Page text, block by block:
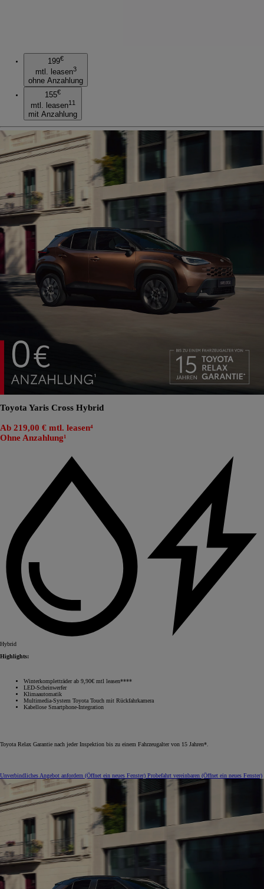
199€
mtl. leasen3
ohne Anzahlung
155€
mtl. leasen11
mit Anzahlung
Toyota Yaris Cross Hybrid
Ab 219,00 € mtl. leasen⁴
Ohne Anzahlung¹
Hybrid
Highlights:
Winterkompletträder ab 9,90€ mtl leasen****
LED-Scheinwerfer
Klimaautomatik
Multimedia-System Toyota Touch mit Rückfahrkamera
Kabellose Smartphone-Integration
Toyota Relax Garantie nach jeder Inspektion bis zu einem Fahrzeugalter von 15 Jahren*.
Unverbindliches Angebot anfordern (Öffnet ein neues Fenster) Probefahrt vereinbaren (Öffnet ein neues Fenster)